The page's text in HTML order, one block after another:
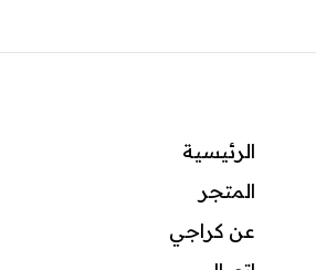
الرئيسية
المتجر
عن كراجي